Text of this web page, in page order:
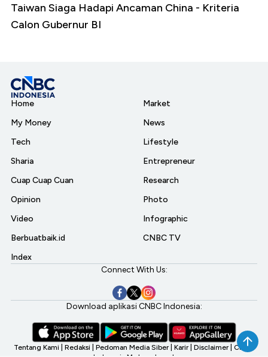
Taiwan Siaga Hadapi Ancaman China - Kriteria
Calon Gubernur BI
Home
My Money
Tech
Sharia
Cuap Cuap Cuan
Opinion
Video
Berbuatbaik.id
Index
Market
News
Lifestyle
Entrepreneur
Research
Photo
Infographic
CNBC TV
Connect With Us:
Download aplikasi CNBC Indonesia:
Tentang Kami Redaksi Pedoman Media Siber Karir Disclaimer CNBC